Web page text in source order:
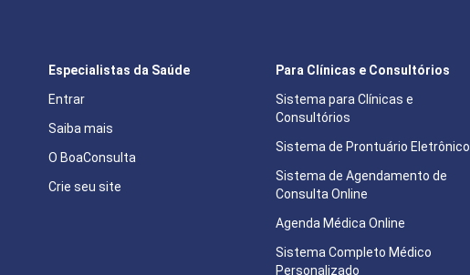
Especialistas da Saúde
Entrar
Saiba mais
O BoaConsulta
Crie seu site
Para Clínicas e Consultórios
Sistema para Clínicas e
Consultórios
Sistema de Prontuário Eletrônico
Sistema de Agendamento de
Consulta Online
Agenda Médica Online
Sistema Completo Médico
Personalizado